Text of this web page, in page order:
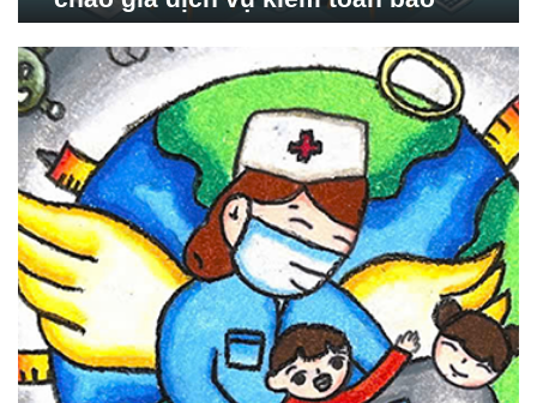
Nghiên cứu Phát triển Xã
hội_ISDS)